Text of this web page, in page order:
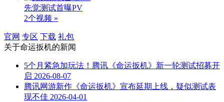
先觉测试首曝PV
2个视频 »
官网 专区 下载 礼包
关于命运扳机的新闻
5个月紧急加玩法！腾讯《命运扳机》新一轮测试招募开
启 2026-08-07
腾讯网游新作《命运扳机》宣布延期上线，疑似测试表
现不佳 2026-04-01